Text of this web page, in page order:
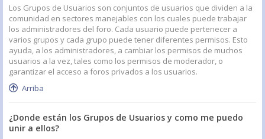
Los Grupos de Usuarios son conjuntos de usuarios que dividen a la
comunidad en sectores manejables con los cuales puede trabajar
los administradores del foro. Cada usuario puede pertenecer a
varios grupos y cada grupo puede tener diferentes permisos. Esto
ayuda, a los administradores, a cambiar los permisos de muchos
usuarios a la vez, tales como los permisos de moderador, o
garantizar el acceso a foros privados a los usuarios.
Arriba
¿Donde están los Grupos de Usuarios y como me puedo
unir a ellos?